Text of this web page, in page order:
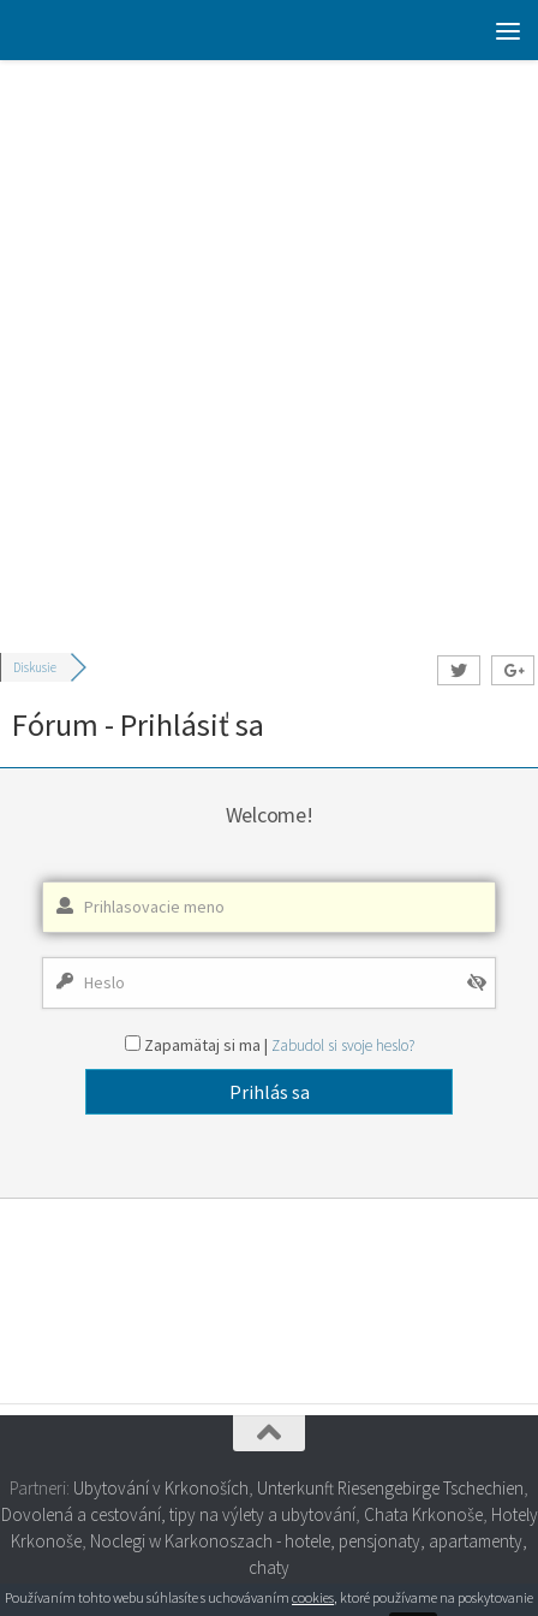
Diskusie
Fórum - Prihlásiť sa
Welcome!
Zapamätaj si ma | Zabudol si svoje heslo?
Partneri: Ubytování v Krkonoších Unterkunft Riesengebirge Tschechien
Dovolená a cestování, tipy na výlety a ubytování, Chata Krkonoše, Hotely
Krkonoše Noclegi w Karkonoszach - hotele, pensjonaty, apartamenty,
chaty
Používaním tohto webu súhlasíte s uchovávaním cookies, ktoré používame na poskytovanie